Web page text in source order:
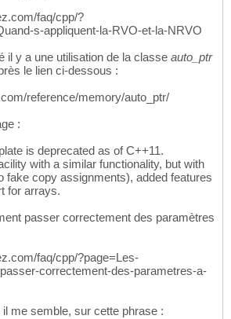
faq/cpp/?
s-appliquent-la-RVO-et-la-NRVO
il y a une utilisation de la classe auto_ptr
le lien ci-dessous :
reference/memory/auto_ptr/
:
is deprecated as of C++11.
with a similar functionality, but with
fake copy assignments), added features
for arrays.
passer correctement des paramètres
faq/cpp/?page=Les-
correctement-des-parametres-a-
me semble, sur cette phrase :